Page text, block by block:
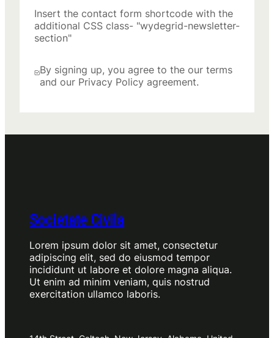
Insert the contact form shortcode with the
additional CSS class- "wydegrid-newsletter-
section"
By signing up, you agree to the our terms
and our Privacy Policy agreement.
Societate Civila
Lorem ipsum dolor sit amet, consectetur
adipiscing elit, sed do eiusmod tempor
incididunt ut labore et dolore magna aliqua.
Ut enim ad minim veniam, quis nostrud
exercitation ullamco laboris.